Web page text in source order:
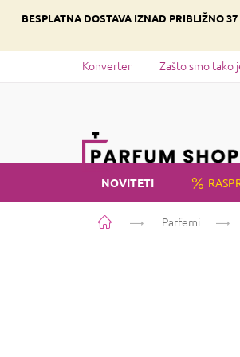
BESPLATNA DOSTAVA IZNAD PRIBLIŽNO
Konverter Zašto smo tako
NOVITETI
Početna Parfemi